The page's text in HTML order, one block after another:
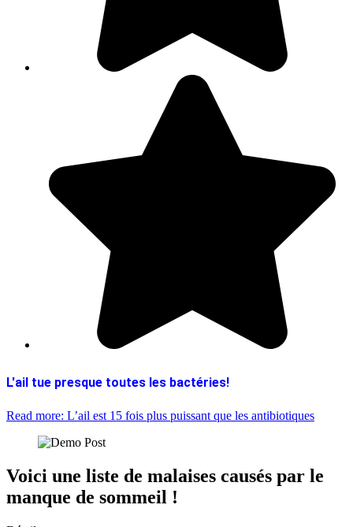
L'ail tue presque toutes les bactéries!
Read more: L’ail est 15 fois plus puissant que les antibiotiques
Voici une liste de malaises causés par le
manque de sommeil !